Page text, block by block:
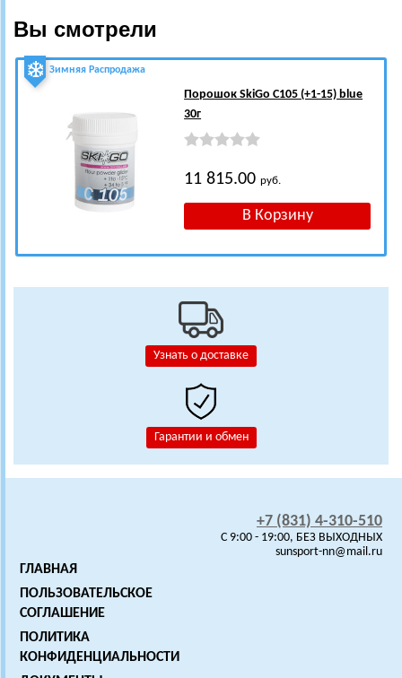
Узнать о доставке
Гарантии и обмен
Вы смотрели
Зимняя Распродажа
Порошок SkiGo C105 (+1-15) blue
30г
11 815.00руб.
+7 (831) 4-310-510
C 9:00 - 19:00, БЕЗ ВЫХОДНЫХ
sunsport-nn@mail.ru
ГЛАВНАЯ
ПОЛЬЗОВАТЕЛЬСКОЕ
СОГЛАШЕНИЕ
ПОЛИТИКА
КОНФИДЕНЦИАЛЬНОСТИ